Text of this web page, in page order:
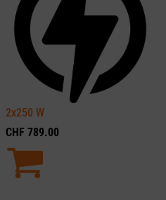
2x250 W
CHF 789.00